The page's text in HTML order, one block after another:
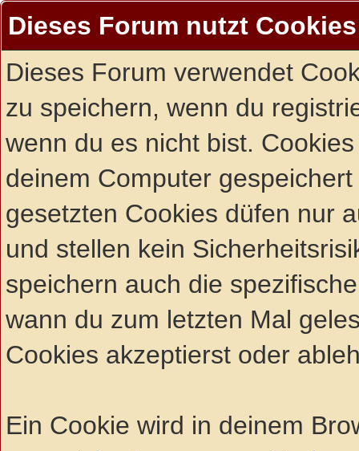
Dieses Forum nutzt Cookies
Dieses Forum verwendet
zu speichern, wenn du
wenn du es nicht bist.
deinem Computer
gesetzten Cookies düfen nur
und stellen kein
speichern auch die
wann du zum letzten Mal
Cookies akzeptierst oder
Ein Cookie wird in deinem